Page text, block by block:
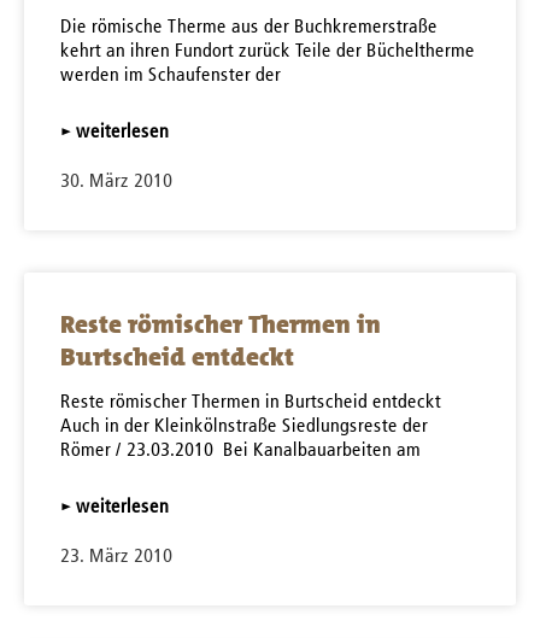
Die römische Therme aus der Buchkremerstraße
kehrt an ihren Fundort zurück Teile der Bücheltherme
werden im Schaufenster der
▸ weiterlesen
30. März 2010
Reste römischer Thermen in
Burtscheid entdeckt
Reste römischer Thermen in Burtscheid entdeckt
Auch in der Kleinkölnstraße Siedlungsreste der
Römer / 23.03.2010 Bei Kanalbauarbeiten am
▸ weiterlesen
23. März 2010